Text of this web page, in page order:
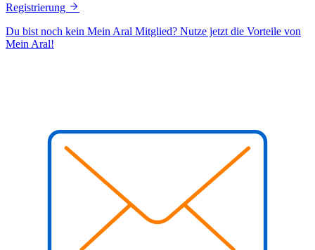
Registrierung
Du bist noch kein Mein Aral Mitglied? Nutze jetzt die Vorteile von
Mein Aral!